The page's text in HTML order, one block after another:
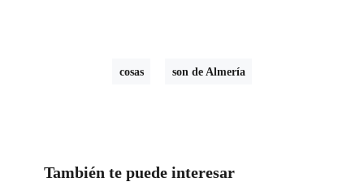
cosas son de Almería
También te puede interesar